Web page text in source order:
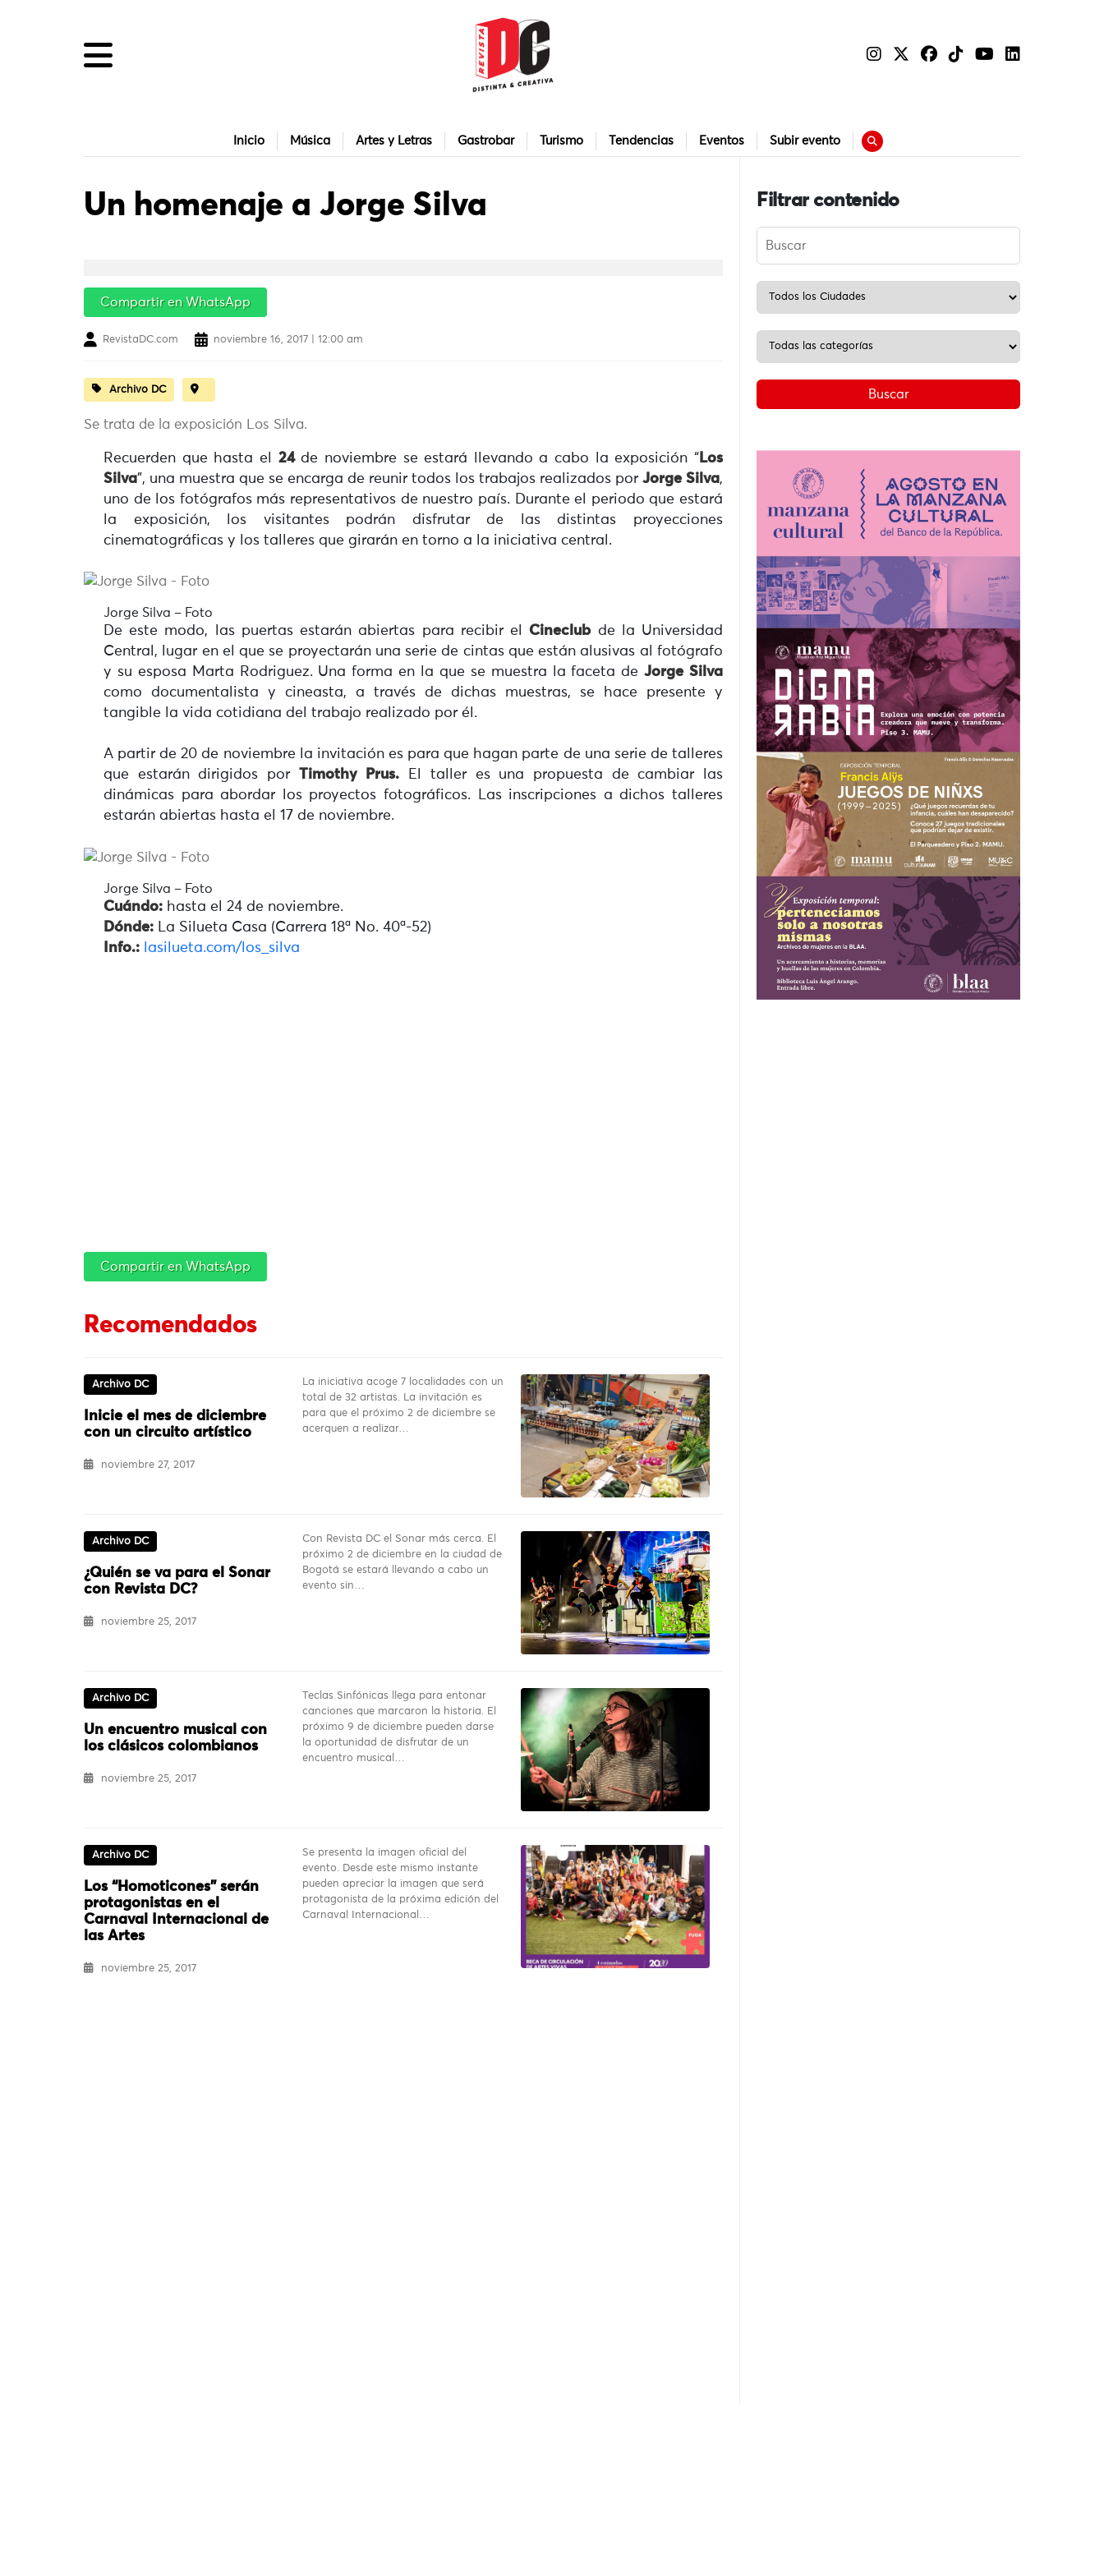
Inicio Música Artes y Letras Gastrobar Turismo Tendencias Eventos Subir evento
Un homenaje a Jorge Silva
Compartir en WhatsApp
RevistaDC.com noviembre 16, 2017 | 12:00 am
Archivo DC
Se trata de la exposición Los Silva.
Recuerden que hasta el 24de noviembre se estará llevando a cabo la exposición “ Los
Silva”, una muestra que se encarga de reunir todos los trabajos realizados por Jorge Silva,
uno de los fotógrafos más representativos de nuestro país. Durante el periodo que estará
la exposición, los visitantes podrán disfrutar de las distintas proyecciones
cinematográficas y los talleres que girarán en torno a la iniciativa central.
Jorge Silva – Foto
De este modo, las puertas estarán abiertas para recibir el Cineclub de la Universidad
Central, lugar en el que se proyectarán una serie de cintas que están alusivas al fotógrafo
y su esposa Marta Rodriguez. Una forma en la que se muestra la faceta deJorge Silva
como documentalista y cineasta, a través de dichas muestras, se hace presente y
tangible la vida cotidiana del trabajo realizado por él.
A partir de 20 de noviembre la invitación es para que hagan parte de una serie de talleres
que estarán dirigidos por
Timothy Prus. El taller es una propuesta de cambiar las
dinámicas para abordar los proyectos fotográficos. Las inscripciones a dichos talleres
estarán abiertas hasta el 17 de noviembre.
Jorge Silva – Foto
Cuándo: hasta el 24 de noviembre.
Dónde: La Silueta Casa (Carrera 18ª No. 40ª-52)
Info.: lasilueta.com/los_silva
Compartir en WhatsApp
Recomendados
Archivo DC
Inicie el mes de diciembre
con un circuito artístico
noviembre 27, 2017
La iniciativa acoge 7 localidades con un
total de 32 artistas. La invitación es
para que el próximo 2 de diciembre se
acerquen a realizar…
Archivo DC
¿Quién se va para el Sonar
con Revista DC?
noviembre 25, 2017
Con Revista DC el Sonar más cerca. El
próximo 2 de diciembre en la ciudad de
Bogotá se estará llevando a cabo un
evento sin…
Archivo DC
Un encuentro musical con
los clásicos colombianos
noviembre 25, 2017
Teclas Sinfónicas llega para entonar
canciones que marcaron la historia. El
próximo 9 de diciembre pueden darse
la oportunidad de disfrutar de un
encuentro musical…
Archivo DC
Los “Homoticones” serán
protagonistas en el
Carnaval Internacional de
las Artes
noviembre 25, 2017
Se presenta la imagen oficial del
evento. Desde este mismo instante
pueden apreciar la imagen que será
protagonista de la próxima edición del
Carnaval Internacional…
Filtrar contenido